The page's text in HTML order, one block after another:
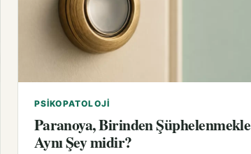
PSIKOPATOLOJI
Paranoya, Birinden Şüphelenmekle
Aynı Şey midir?